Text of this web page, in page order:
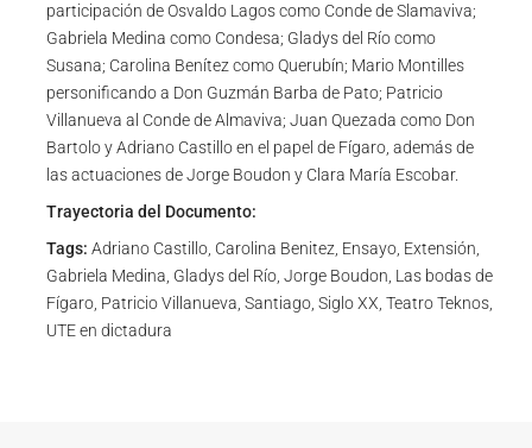
participación de Osvaldo Lagos como Conde de Slamaviva;
Gabriela Medina como Condesa; Gladys del Río como
Susana; Carolina Benítez como Querubín; Mario Montilles
personificando a Don Guzmán Barba de Pato; Patricio
Villanueva al Conde de Almaviva; Juan Quezada como Don
Bartolo y Adriano Castillo en el papel de Fígaro, además de
las actuaciones de Jorge Boudon y Clara María Escobar.
Trayectoria del Documento:
Tags: Adriano Castillo, Carolina Benitez, Ensayo, Extensión,
Gabriela Medina, Gladys del Río, Jorge Boudon, Las bodas de
Fígaro, Patricio Villanueva, Santiago, Siglo XX, Teatro Teknos,
UTE en dictadura